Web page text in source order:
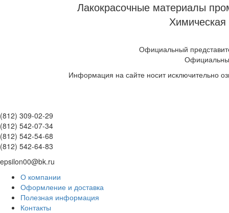
Лакокрасочные материалы
Официальный
Информация на сайте носит исключительно
(812) 309-02-29
(812) 542-07-34
(812) 542-54-68
(812) 542-64-83
epsilon00@bk.ru
О компании
Оформление и доставка
Полезная информация
Контакты